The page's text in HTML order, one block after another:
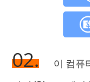
02.
이 컴퓨